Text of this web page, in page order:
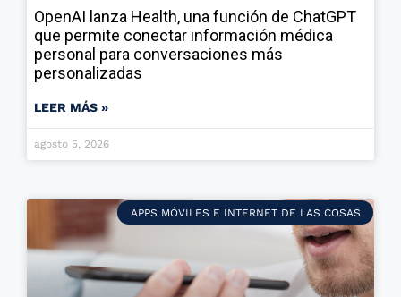
OpenAI lanza Health, una función de ChatGPT
que permite conectar información médica
personal para conversaciones más
personalizadas
LEER MÁS »
agosto 5, 2026
APPS MÓVILES E INTERNET DE LAS COSAS